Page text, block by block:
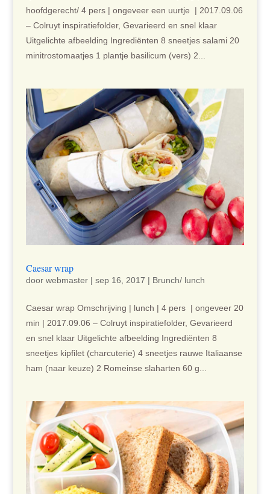
hoofdgerecht/ 4 pers | ongeveer een uurtje | 2017.09.06
– Colruyt inspiratiefolder, Gevarieerd en snel klaar
Uitgelichte afbeelding Ingrediënten 8 sneetjes salami 20
minitrostomaatjes 1 plantje basilicum (vers) 2...
Caesar wrap
door webmaster| sep 16, 2017 | Brunch/ lunch
Caesar wrap Omschrijving | lunch | 4 pers | ongeveer 20
min | 2017.09.06 – Colruyt inspiratiefolder, Gevarieerd
en snel klaar Uitgelichte afbeelding Ingrediënten 8
sneetjes kipfilet (charcuterie) 4 sneetjes rauwe Italiaanse
ham (naar keuze) 2 Romeinse slaharten 60 g...